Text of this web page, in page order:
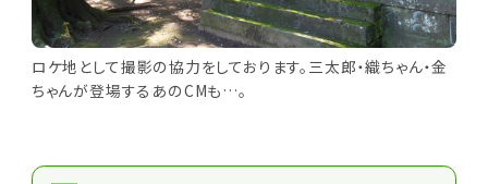
ロケ地として撮影の協力をしております。三太郎・織ちゃん・金
ちゃんが登場するあのCMも…。